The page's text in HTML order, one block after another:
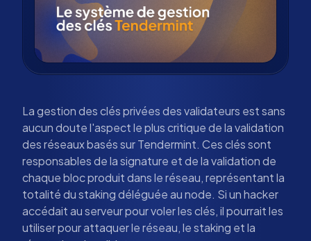
La gestion des clés privées des validateurs est sans
aucun doute l'aspect le plus critique de la validation
des réseaux basés sur Tendermint. Ces clés sont
responsables de la signature et de la validation de
chaque bloc produit dans le réseau, représentant la
totalité du staking déléguée au node. Si un hacker
accédait au serveur pour voler les clés, il pourrait les
utiliser pour attaquer le réseau, le staking et la